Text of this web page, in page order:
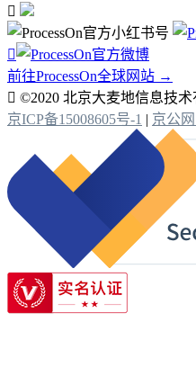


前往ProcessOn全球网站 →
 ©2020 北京大麦地信息技术
京ICP备15008605号-1 | 京公